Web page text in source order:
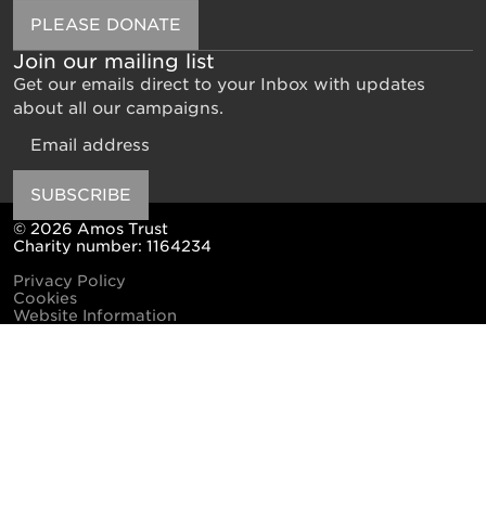
PLEASE DONATE
Join our mailing list
Get our emails direct to your Inbox with updates
about all our campaigns.
SUBSCRIBE
© 2026 Amos Trust
Charity number: 1164234
Privacy Policy
Cookies
Website Information